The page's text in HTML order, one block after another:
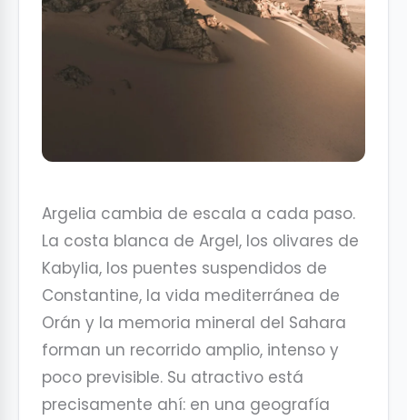
Argelia cambia de escala a cada paso.
La costa blanca de Argel, los olivares de
Kabylia, los puentes suspendidos de
Constantine, la vida mediterránea de
Orán y la memoria mineral del Sahara
forman un recorrido amplio, intenso y
poco previsible. Su atractivo está
precisamente ahí: en una geografía